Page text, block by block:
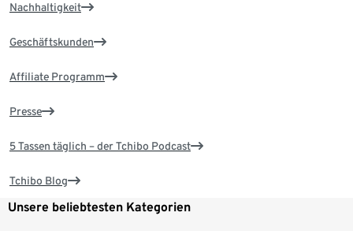
Nachhaltigkeit
Geschäftskunden
Affiliate Programm
Presse
5 Tassen täglich – der Tchibo Podcast
Tchibo Blog
Unsere beliebtesten Kategorien